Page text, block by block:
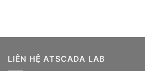
LIÊN HỆ ATSCADA LAB